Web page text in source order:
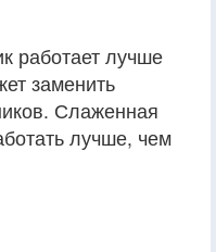
работает лучше
заменить
Слаженная
лучше, чем